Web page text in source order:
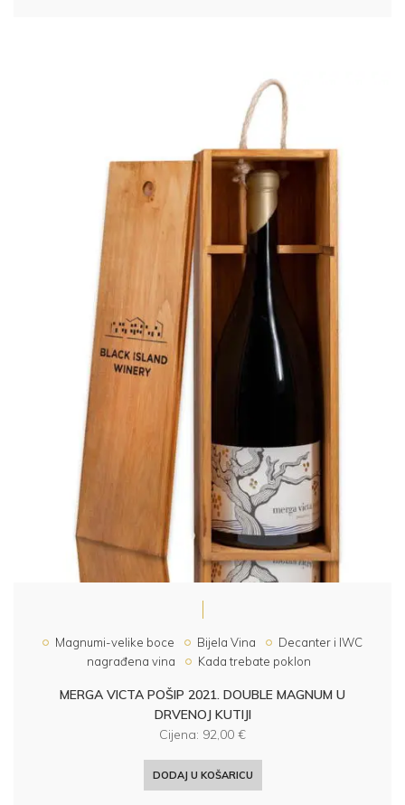
Magnumi-velike boce Bijela Vina
Decanter i IWC
nagrađena vina
Kada trebate poklon
MERGA VICTA POŠIP 2021. DOUBLE MAGNUM U
DRVENOJ KUTIJI
Cijena: 92,00 €
DODAJ U KOŠARICU